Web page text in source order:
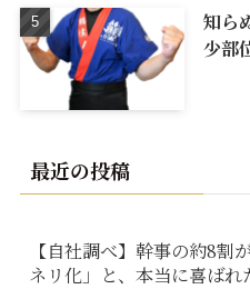
知ら
少部
最近の投稿
【自社調べ】幹事の約8割
ネリ化」と、本当に喜ばれ